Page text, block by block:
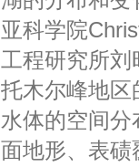
亚科学院
工程研究所刘
托木尔峰地区
水体的空间
面地形、表碛